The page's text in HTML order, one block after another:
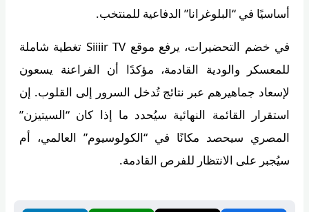
أساسيًا في “البلوغرانا” الدفاعية للمنتخب.
في خضم التحضيرات، يرفع موقع Siiiir TV تغطية شاملة
للمعسكر والودية القادمة، مؤكدًا أن الفراعنة يسعون
لإسعاد جماهيرهم عبر نتائج تُدخل السرور إلى القلوب. إن
استقرار القائمة النهائية سيُحدد ما إذا كان “السيتيزن”
المصري سيحصد مكانًا في “الكولوسيوم” العالمي، أم
سيُجبر على الانتظار للفرص القادمة.